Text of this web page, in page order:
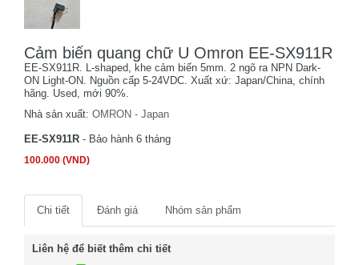
Cảm biến quang chữ U Omron EE-SX911R
EE-SX911R. L-shaped, khe cảm biến 5mm. 2 ngõ ra NPN Dark-
ON Light-ON. Nguồn cấp 5-24VDC. Xuất xứ: Japan/China, chính
hãng. Used, mới 90%.
Nhà sản xuất: OMRON - Japan
EE-SX911R - Bảo hành 6 tháng
100.000 (VND)
Chi tiết Đánh giá Nhóm sản phẩm
Liên hệ để biết thêm chi tiết